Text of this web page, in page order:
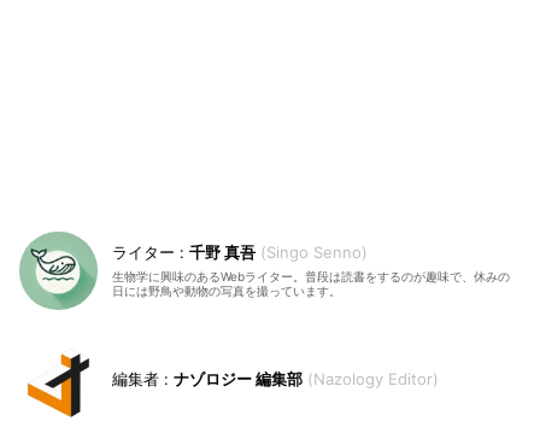
千野 真吾 Singo Senno
生物学に興味のあるWebライター。普段は読書をするのが趣味で、休みの
日には野鳥や動物の写真を撮っています。
ナゾロジー 編集部 Nazology Editor